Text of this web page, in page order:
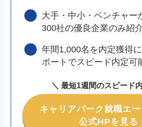
大手・中小・ベンチャー
300社の優良企業のみ紹
年間1,000名を内定獲得
ポートでスピード内定可
＼ 最短1週間のスピード
キャリアパーク就職エ
公式HPを見る